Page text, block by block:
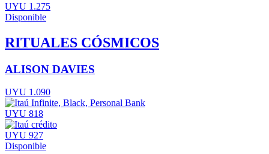
UYU 1.275
Disponible
RITUALES CÓSMICOS
ALISON DAVIES
UYU 1.090
UYU 818
UYU 927
Disponible